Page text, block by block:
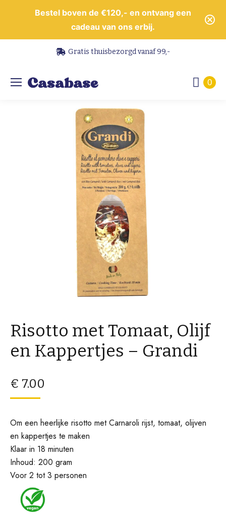
Bestel boven de €120,- en ontvang een
cadeau van ons erbij.
Gratis thuisbezorgd vanaf 99,-
0
Risotto met Tomaat, Olijf
en Kappertjes – Grandi
€ 7.00
Om een heerlijke risotto met Carnaroli rijst, tomaat, olijven
en kappertjes te maken
Klaar in 18 minuten
Inhoud: 200 gram
Voor 2 tot 3 personen